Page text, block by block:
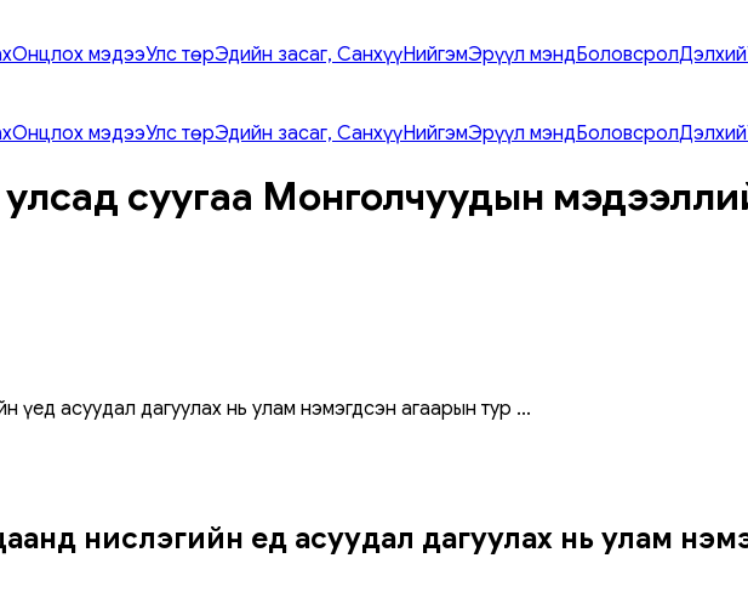
Онцлох мэдээУлс төрЭдийн засаг, СанхүүНийгэмЭрүүл мэндБоловсролДэлхий
Онцлох мэдээУлс төрЭдийн засаг, СанхүүНийгэмЭрүүл мэндБоловсролДэлхий
суугаа Монголчуудын
үед асуудал дагуулах нь улам нэмэгдсэн агаарын тур ...
нислэгийн үед асуудал дагуулах нь улам